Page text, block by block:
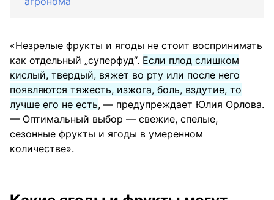
«Незрелые фрукты и ягоды не стоит воспринимать
как отдельный „суперфуд“. Если плод слишком
кислый, твердый, вяжет во рту или после него
появляются тяжесть, изжога, боль, вздутие, то
лучше его не есть, — предупреждает Юлия Орлова.
— Оптимальный выбор — свежие, спелые,
сезонные фрукты и ягоды в умеренном
количестве».